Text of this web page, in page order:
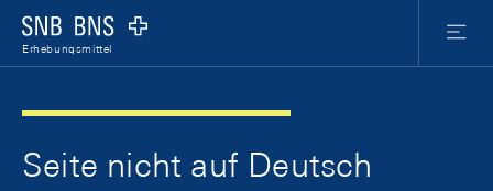
Logo
Erhebungsmittel
Menu
Seite nicht auf Deutsch